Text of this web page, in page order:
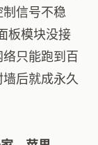
信号不稳
板模块没接
只能跑到百
后就成永久